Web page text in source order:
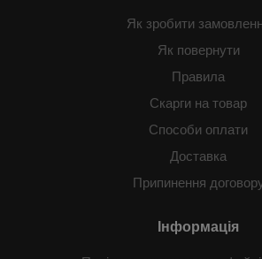
Як зробити
Як повернути
Правила
Скарги на товар
Способи оплати
Доставка
Припинення
Інформація